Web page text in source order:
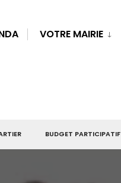
VOTRE MAIRIE
BUDGET PARTICIPATIF